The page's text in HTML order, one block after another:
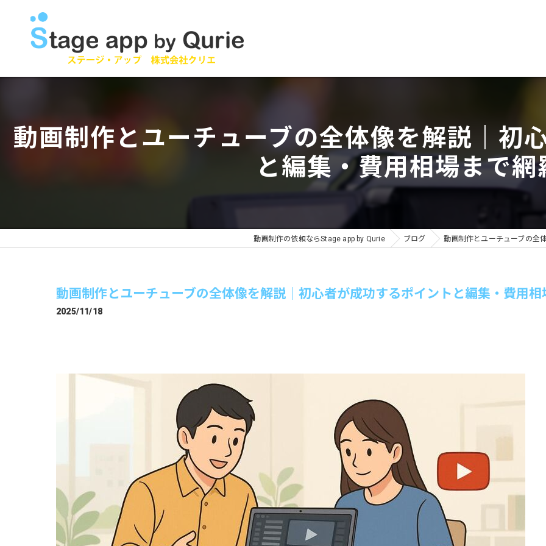
動画制作とユーチューブの全体像を解説｜初
と編集・費用相場まで網
動画制作の依頼ならStage app by Qurie ブログ 動画制作とユーチューブの全
動画制作とユーチューブの全体像を解説｜初心者が成功するポイントと編集・費用相
2025/11/18